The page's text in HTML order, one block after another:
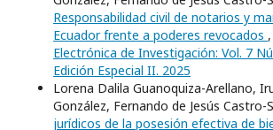
Responsabilidad civil de notarios y
Ecuador frente a poderes revocados ,
Electrónica de Investigación: Vol. 7
Edición Especial II. 2025
Lorena Dalila Guanoquiza-Arellano,
González, Fernando de Jesús Castro-
jurídicos de la posesión efectiva de